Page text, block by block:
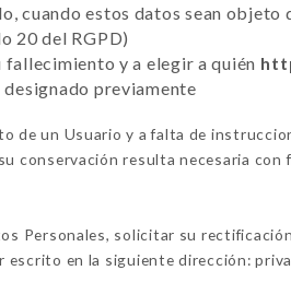
cuando estos datos sean objeto
20 del RGPD)
fallecimiento y a elegir a quién
previamente
de un Usuario y a falta de
conservación resulta necesaria con
Personales, solicitar su
escrito en la siguiente dirección: